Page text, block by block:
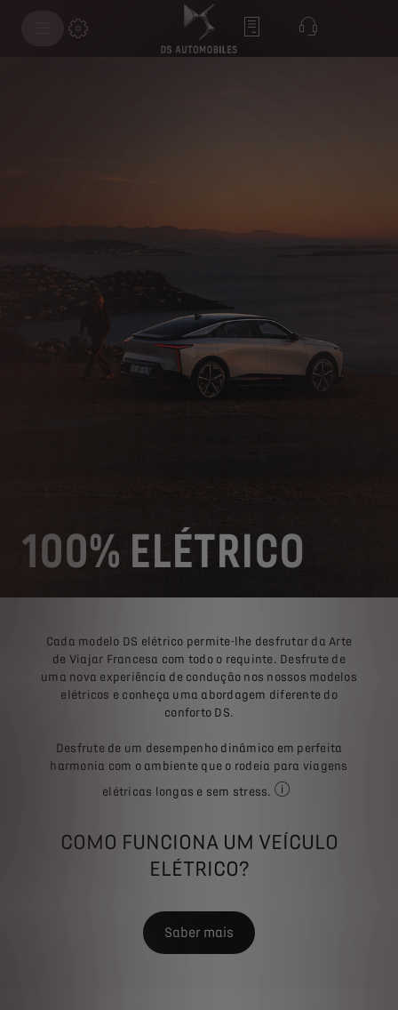
100% ELÉTRICO
Cada modelo DS elétrico permite-lhe desfrutar da Arte
de Viajar Francesa com todo o requinte. Desfrute de
uma nova experiência de condução nos nossos modelos
elétricos e conheça uma abordagem diferente do
conforto DS.
Desfrute de um desempenho dinâmico em perfeita
harmonia com o ambiente que o rodeia para viagens
elétricas longas e sem stress.
COMO FUNCIONA UM VEÍCULO
ELÉTRICO?
Saber mais
Eletrificação DS